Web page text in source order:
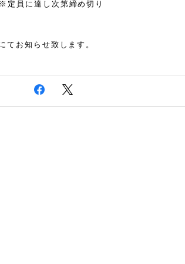
員に達し次第締め切り
てお知らせ致します。